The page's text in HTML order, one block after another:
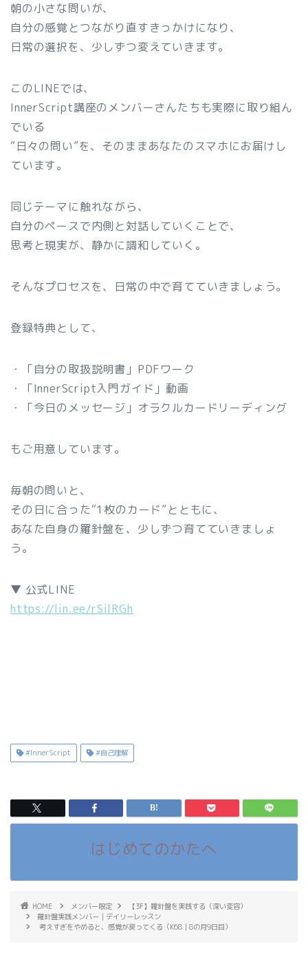
朝の小さな問いが、
自分の感覚とつながり直すきっかけになり、
日常の選択を、少しずつ変えていきます。
このLINEでは、
InnerScript講座のメンバーさんたちも実際に取り組ん
でいる
“日々の問い”を、そのままあなたのスマホにお届けし
ています。
同じテーマに触れながら、
自分のペースで内側と対話していくことで、
思考と現実が、静かに調和していく。
そんなプロセスを、日常の中で育てていきましょう。
登録特典として、
・「自分の取扱説明書」PDFワーク
・「InnerScript入門ガイド」動画
・「今日のメッセージ」オラクルカードリーディング
もご用意しています。
毎朝の問いと、
その日に合った“1枚のカード”とともに、
あなた自身の羅針盤を、少しずつ育てていきましょ
う。
▼ 公式LINE
https://lin.ee/rSilRGh
#InnerScript #自己理解
はじめてのかたへ
HOME メンバー限定
【3F】羅針盤を実践する（深い変容）
羅針盤実践メンバー｜デイリーレッスン
考えすぎをやめると、感覚が戻ってくる（K68｜8の月9日目）